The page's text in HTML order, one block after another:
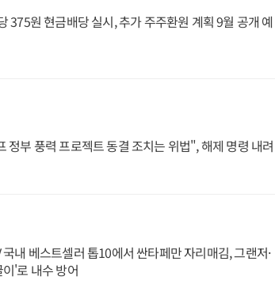
375원 현금배당 실시, 추가 주주환원 계획 9월 공개 예
정부 풍력 프로젝트 동결 조치는 위법", 해제 명령 내려
내 베스트셀러 톱10에서 싼타페만 자리매김, 그랜저·
'로 내수 방어